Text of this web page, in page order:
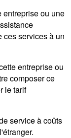
entreprise ou une
ces services à un
entreprise ou
composer ce
le tarif
service à coûts